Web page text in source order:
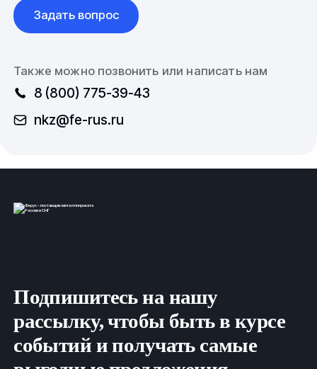
Задать вопрос
Также можно позвонить или написать нам
8 (800) 775-39-43
nkz@fe-rus.ru
Подпишитесь на нашу
рассылку, чтобы быть в курсе
событий и получать самые